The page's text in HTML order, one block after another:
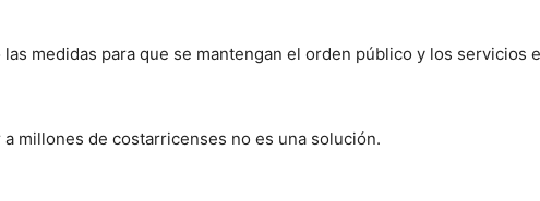
medidas para que se mantengan el orden público y los servicios
millones de costarricenses no es una solución.